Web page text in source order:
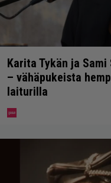
Karita Tykän ja
– vähäpukeista
laiturilla